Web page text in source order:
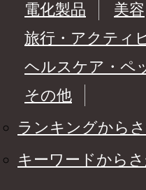
電化製品
美容
旅行・アクティ
ヘルスケア・ペ
その他
ランキングから
キーワードから